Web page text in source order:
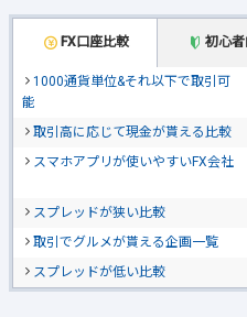
FX口座比較 初心
1000通貨単位&それ以下で取引可
能
取引高に応じて現金が貰える比較
スマホアプリが使いやすいFX会社
スプレッドが狭い比較
取引でグルメが貰える企画一覧
スプレッドが低い比較